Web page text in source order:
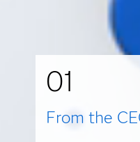
01
From the